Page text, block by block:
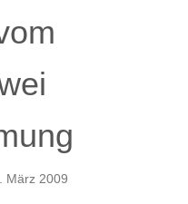
März 2009